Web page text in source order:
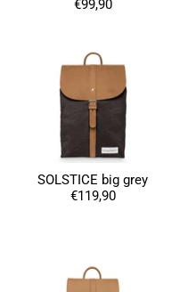
€99,90
SOLSTICE big grey
€119,90